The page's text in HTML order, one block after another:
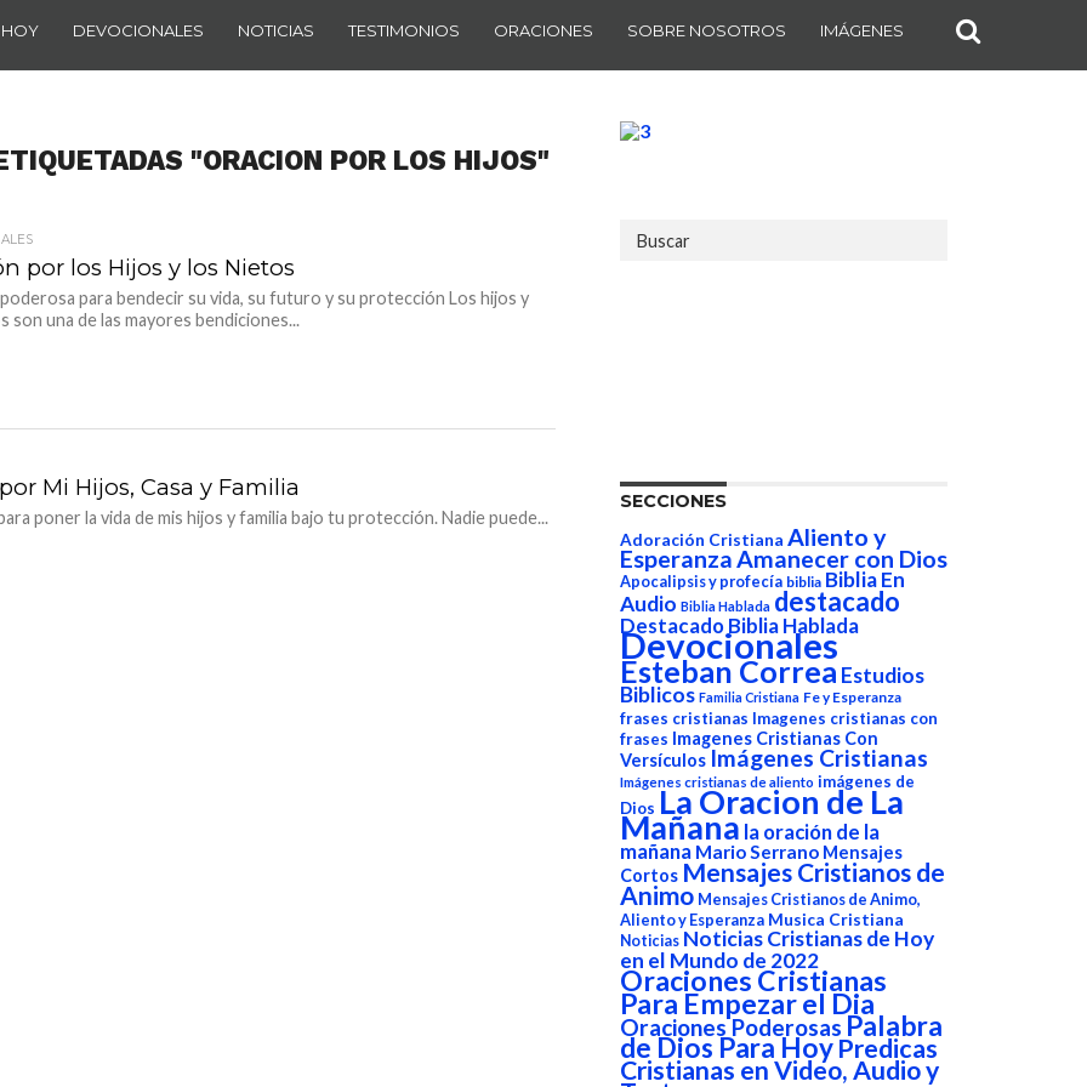
HOY DEVOCIONALES NOTICIAS TESTIMONIOS ORACIONES SOBRE NOSOTROS IMÁGENES
"ORACION POR LOS HIJOS"
por los Hijos y los Nietos
para bendecir su vida, su futuro y su protección Los hijos y
son una de las mayores bendiciones...
Mi Hijos, Casa y Familia
poner la vida de mis hijos y familia bajo tu protección. Nadie puede...
SECCIONES
Adoración Cristiana Aliento y
EsperanzaAmanecer con Dios
Apocalipsis y profecía biblia Biblia En
Audio Biblia Hablada destacado
Destacado Biblia Hablada
Devocionales
Esteban Correa Estudios
Biblicos Familia Cristiana Fe y Esperanza
frases cristianas Imagenes cristianas con
frases Imagenes Cristianas Con
Versículos Imágenes Cristianas
Imágenes cristianas de aliento imágenes de
Dios La Oracion de La
Mañana la oración de la
mañana Mario Serrano Mensajes
Cortos Mensajes Cristianos de
Animo Mensajes Cristianos de Animo,
Aliento y Esperanza Musica Cristiana
Noticias Noticias Cristianas de Hoy
en el Mundo de 2022
Oraciones Cristianas
Para Empezar el Dia
Oraciones Poderosas Palabra
de Dios Para HoyPredicas
Cristianas en Video, Audio y